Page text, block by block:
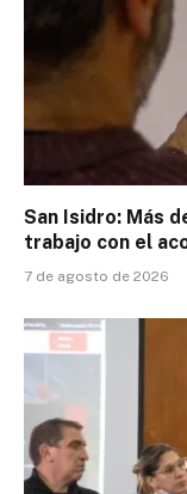
San Isidro: Más
trabajo con el
7 de agosto de 2026